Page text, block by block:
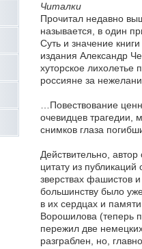
Читалки
Прочитал недавно
называется, в один
Суть и значение
издания Александр
хуторское лихолетье
россияне за
…Повествование
очевидцев трагедии,
снимков глаза
Действительно,
цитату из
зверствах фашистов
большинству было
в их сердцах и
Ворошилова (теперь
пережил две
разграблен, но,